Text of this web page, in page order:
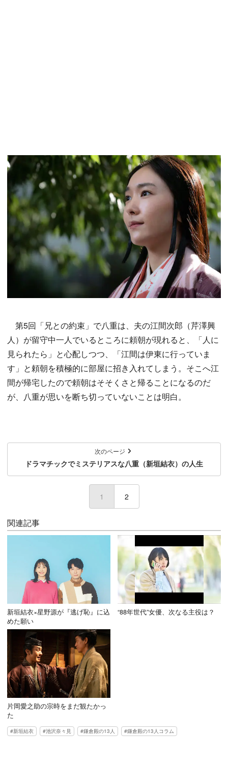
第5回「兄との約束」で八重は、夫の江間次郎（芹澤興
人）が留守中一人でいるところに頼朝が現れると、「人に
見られたら」と心配しつつ、「江間は伊東に行っていま
す」と頼朝を積極的に部屋に招き入れてしまう。そこへ江
間が帰宅したので頼朝はそそくさと帰ることになるのだ
が、八重が思いを断ち切っていないことは明白。
次のページ
ドラマチックでミステリアスな八重（新垣結衣）の人生
1 (current)
2
関連記事
新垣結衣×星野源が『逃げ恥』に込
めた願い
“88年世代”女優、次なる主役は？
片岡愛之助の宗時をまだ観たかっ
た
新垣結衣 池沢奈々見 鎌倉殿の13人 鎌倉殿の13人コラム